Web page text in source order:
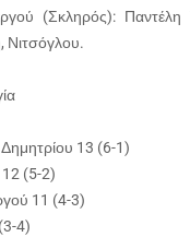
(Σκληρός):
13 (6-1)
(5-2)
11 (4-3)
4)